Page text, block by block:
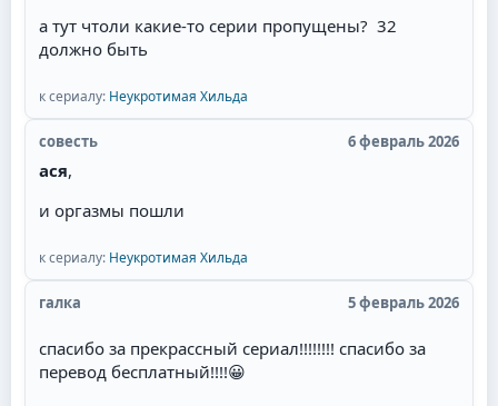
героя. Советую всем посмотреть необычную
историю любви пирата!
а тут чтоли какие-то серии пропущены? 32
должно быть
к сериалу: Неукротимая Хильда
совесть 6 февраль 2026
ася,
и оргазмы пошли
к сериалу: Неукротимая Хильда
галка 5 февраль 2026
спасибо за прекрассный сериал!!!!!!!! спасибо за
перевод бесплатный!!!!😀